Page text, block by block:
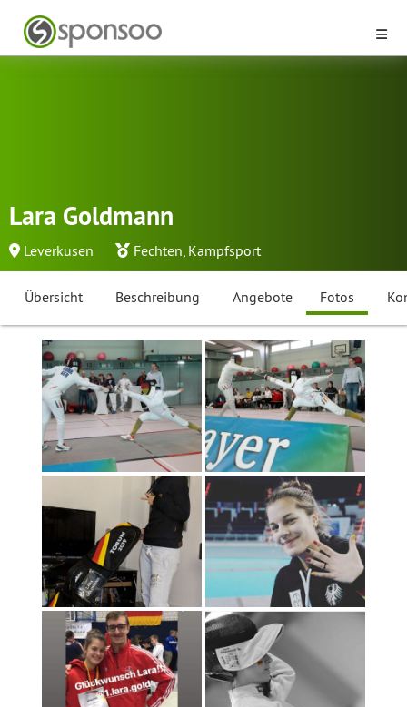
Lara Goldmann
Leverkusen Fechten, Kampfsport
Übersicht Beschreibung Angebote Fotos